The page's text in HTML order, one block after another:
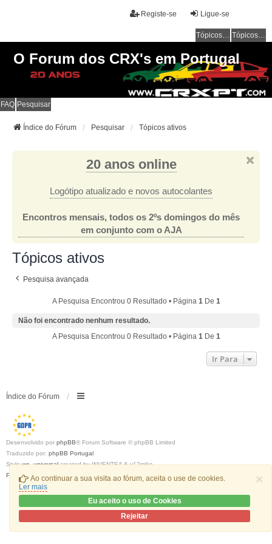
×
Ao continuar a sua visita ao fórum, aceita o use de cookies.
Ler mais
Eu aceito o uso de Cookies
Rejeitar
Ligue-se
Registe-se
Tópicos sem resposta Tópicos ativos
O Forum dos CRX's em Portugal
FAQ Pesquisar
Índice do Fórum Pesquisar Tópicos ativos
20 anos online
Logótipo atualizado e novos autocolantes
Encontros mensais, todos os 2ºs domingos do mês
em conjunto com o AJA
Tópicos ativos
Pesquisa avançada
A Pesquisa Encontrou 0 Resultado • Página 1De 1
Não foi encontrado nenhum resultado.
A Pesquisa Encontrou 0 Resultado • Página 1De 1
Ir Para
Índice do Fórum
Desenvolvido por phpBB® Forum Software © phpBB Limited
Traduzido por: phpBB Portugal
Stylewe_universalcreated by INVENTEA & v12mike
Privacidade
Termos